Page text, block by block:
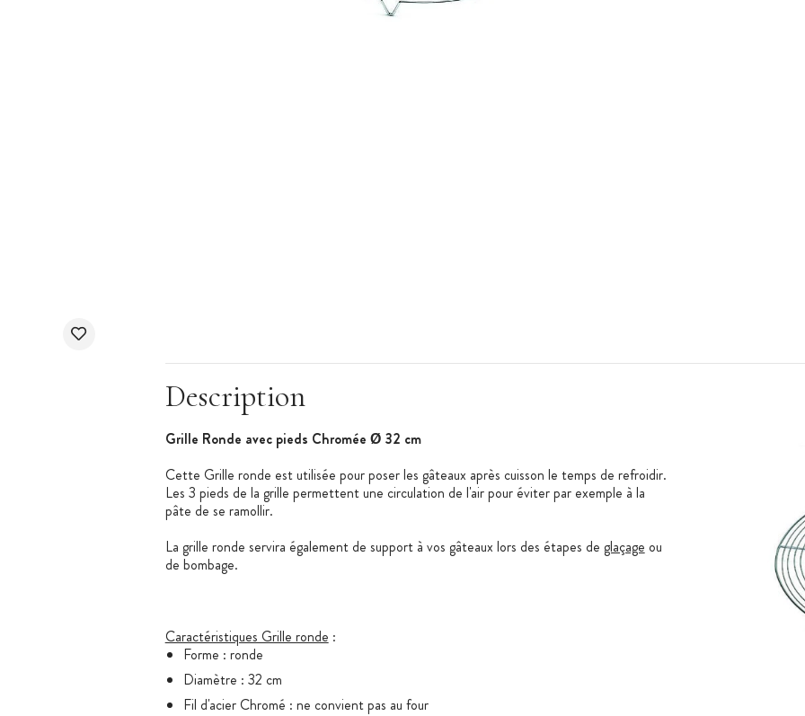
Description
Grille Ronde avec pieds Chromée Ø 32 cm
Cette Grille ronde est utilisée pour poser les gâteaux après cuisson le temps de refroidir.
Les 3 pieds de la grille permettent une circulation de l'air pour éviter par exemple à la
pâte de se ramollir.
La grille ronde servira également de support à vos gâteaux lors des étapes de glaçage ou
de bombage.
Caractéristiques Grille ronde :
Forme : ronde
Diamètre : 32 cm
Fil d'acier Chromé : ne convient pas au four